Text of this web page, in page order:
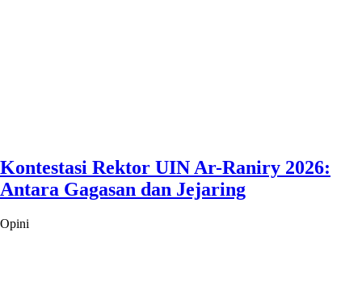
Kontestasi Rektor UIN Ar-Raniry 2026:
Antara Gagasan dan Jejaring
Opini